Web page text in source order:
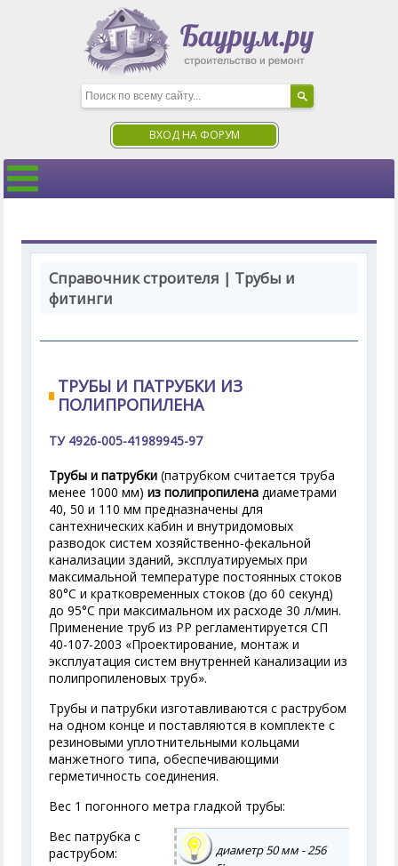
ВХОД НА ФОРУМ
Справочник строителя | Трубы и
фитинги
ТРУБЫ И ПАТРУБКИ ИЗ
ПОЛИПРОПИЛЕНА
ТУ 4926-005-41989945-97
Трубы и патрубки (патрубком считается труба
менее 1000 мм)из полипропилена диаметрами
40, 50 и 110 мм предназначены для
сантехнических кабин и внутридомовых
разводок систем хозяйственно-фекальной
канализации зданий, эксплуатируемых при
максимальной температуре постоянных стоков
80°С и кратковременных стоков (до 60 секунд)
до 95°С при максимальном их расходе 30 л/мин.
Применение труб из РР регламентируется СП
40-107-2003 «Проектирование, монтаж и
эксплуатация систем внутренней канализации из
полипропиленовых труб».
Трубы и патрубки изготавливаются с раструбом
на одном конце и поставляются в комплекте с
резиновыми уплотнительными кольцами
манжетного типа, обеспечивающими
герметичность соединения.
Вес 1 погонного метра гладкой трубы:
диаметр 50 мм - 256
Вес патрубка с
раструбом: